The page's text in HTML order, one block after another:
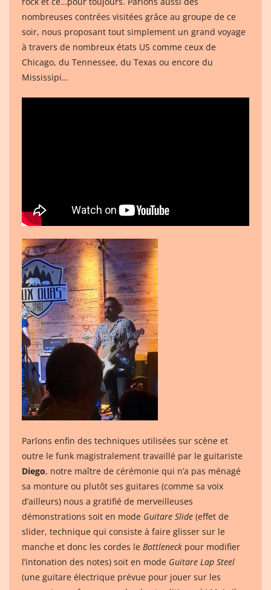
nombreuses contrées visitées grâce au groupe de ce
soir, nous proposant tout simplement un grand voyage
à travers de nombreux états US comme ceux de
Chicago, du Tennessee, du Texas ou encore du
Mississipi…
Parlons enfin des techniques utilisées sur scène et
outre le funk magistralement travaillé par le guitariste
Diego, notre maître de cérémonie qui n’a pas ménagé
sa monture ou plutôt ses guitares (comme sa voix
d’ailleurs) nous a gratifié de merveilleuses
démonstrations soit en mode Guitare Slide (effet de
slider, technique qui consiste à faire glisser sur le
manche et donc les cordes le Bottleneck pour modifier
l’intonation des notes) soit en mode Guitare Lap Steel
(une guitare électrique prévue pour jouer sur les